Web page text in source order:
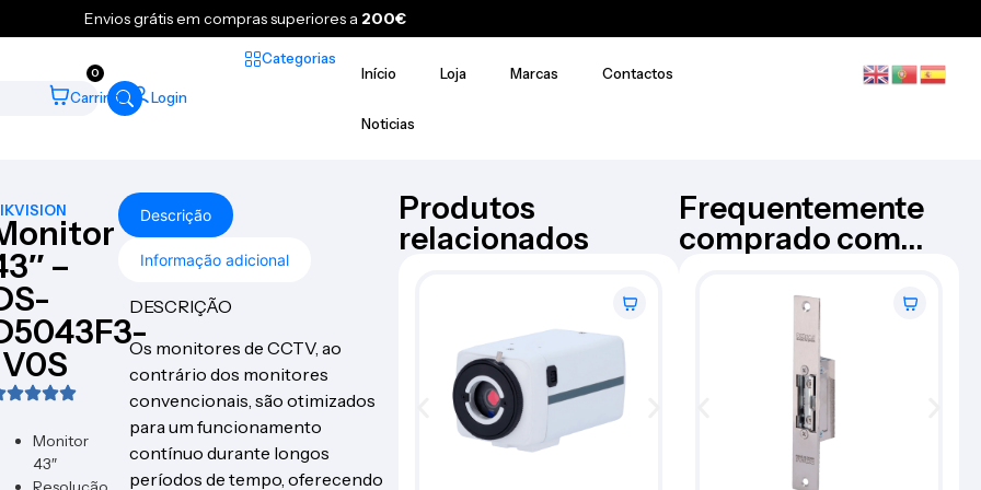
Envios grátis em compras superiores a 200€
0
Carrinho Login
Categorias
Início
Loja Marcas Contactos
Noticias
–
Monitor
43″
Descrição
Informação adicional
DESCRIÇÃO
Os monitores de CCTV, ao
contrário dos monitores
convencionais, são otimizados
para um funcionamento
contínuo durante longos
períodos de tempo, oferecendo
Produtos
relacionados
NACIONAL
B-TECH Soporte – BT-BT8312
Frequentemente
comprado com...